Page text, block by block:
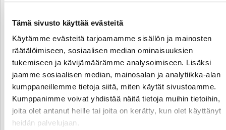
Tämä sivusto käyttää evästeitä
Käytämme evästeitä tarjoamamme sisällön ja mainosten
räätälöimiseen, sosiaalisen median ominaisuuksien
tukemiseen ja kävijämäärämme analysoimiseen. Lisäksi
jaamme sosiaalisen median, mainosalan ja analytiikka-alan
kumppaneillemme tietoja siitä, miten käytät sivustoamme.
Kumppanimme voivat yhdistää näitä tietoja muihin tietoihin,
joita olet antanut heille tai joita on kerätty, kun olet käyttänyt
heidän palvelujaan.
Vi hoppas säkert alla, att restriktionerna kan tas bort
under oktober månad. En hög vaccinationsgrad
möjliggör detta.
Vi beklagar specialarrangemangen, men det är viktigt
att vi alla följer dem!
Vasa Sport